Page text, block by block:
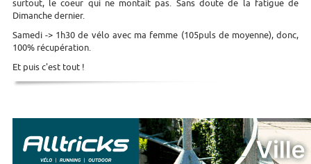
surtout, le coeur qui ne montait pas. Sans doute de la fatigue de
Dimanche dernier.
Samedi -> 1h30 de vélo avec ma femme (105puls de moyenne), donc,
100% récupération.
Et puis c'est tout !